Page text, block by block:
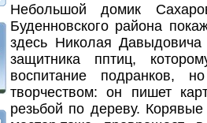
Небольшой домик
Буденновского района
здесь Николая
защитника пптиц,
воспитание подранков,
творчеством: он пишет
резьбой по дереву.